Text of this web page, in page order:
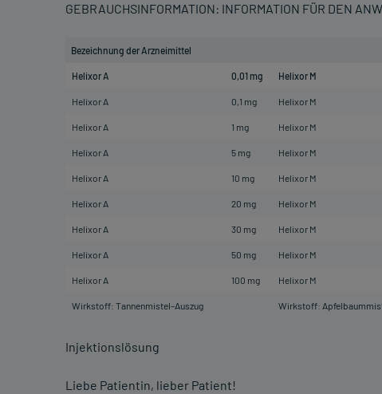
GEBRAUCHSINFORMATION: INFORMATION FÜR DEN
Bezeichnung der Arzneimittel
Helixor A 0,01 mg Helixor M
Helixor A 0,1 mg Helixor M
Helixor A 1 mg Helixor M
Helixor A 5 mg Helixor M
Helixor A 10 mg Helixor M
Helixor A 20 mg Helixor M
Helixor A 30 mg Helixor M
Helixor A 50 mg Helixor M
Helixor A 100 mg Helixor M
Wirkstoff: Tannenmistel–Auszug Wirkstoff:
Injektionslösung
Liebe Patientin, lieber Patient!